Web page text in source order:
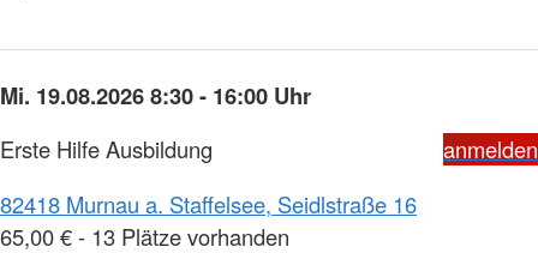
Mi. 19.08.2026 8:30 - 16:00 Uhr
Erste Hilfe Ausbildung
anmelden
82418 Murnau a. Staffelsee, Seidlstraße 16
65,00 € - 13 Plätze vorhanden